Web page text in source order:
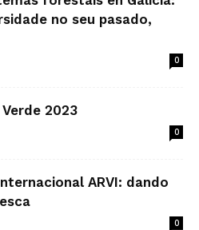
no seu pasado,
0
2023
0
ARVI: dando
0